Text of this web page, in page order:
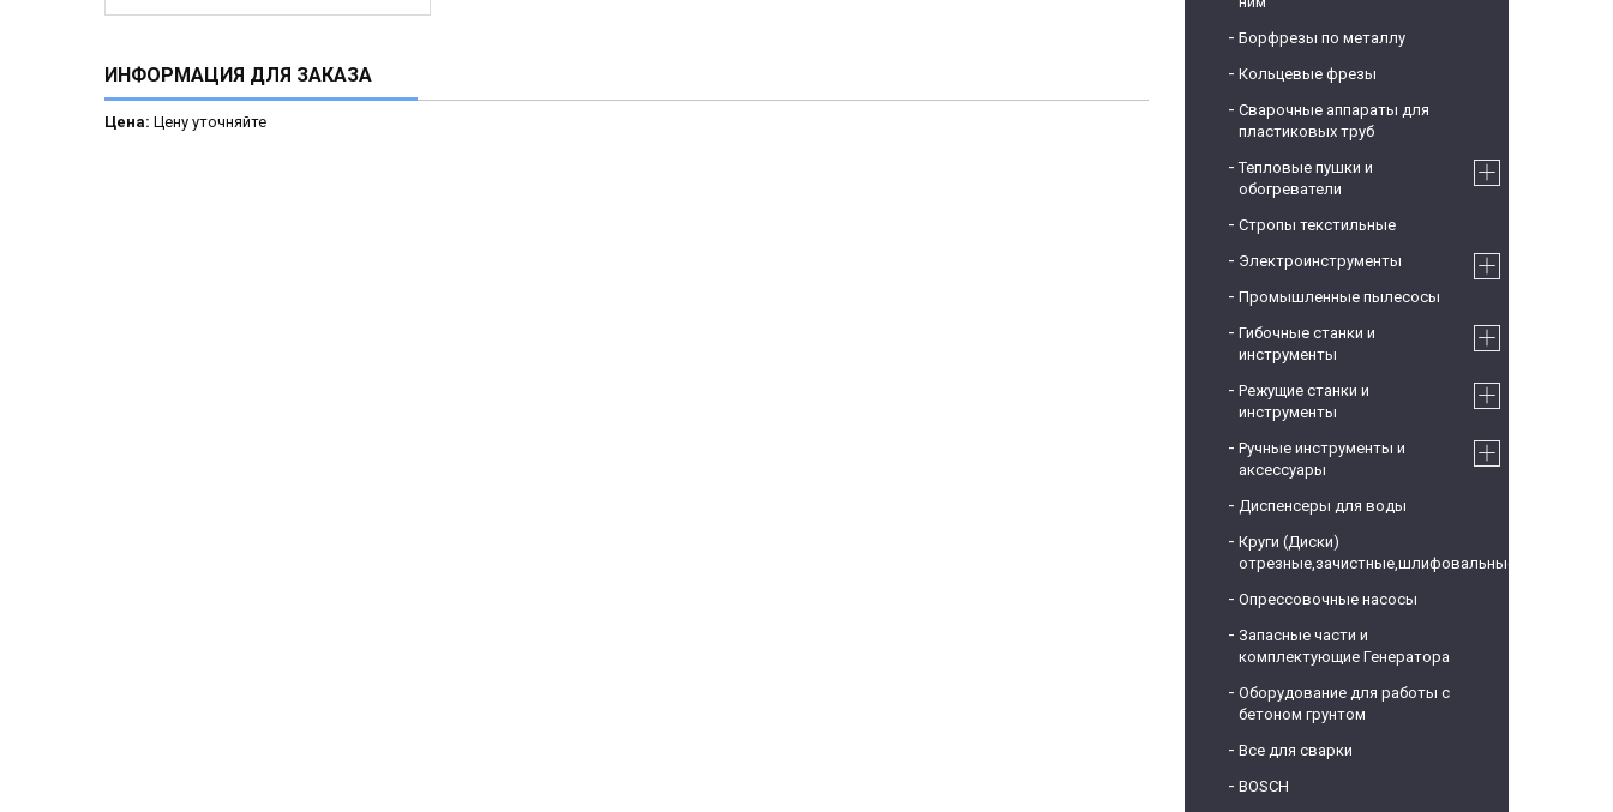
ИНФОРМАЦИЯ ДЛЯ ЗАКАЗА
Цена: Цену уточняйте
Борфрезы по металлу
Кольцевые фрезы
Сварочные аппараты для
пластиковых труб
Тепловые пушки и
обогреватели
Стропы текстильные
Электроинструменты
Промышленные пылесосы
Гибочные станки и
инструменты
Режущие станки и
инструменты
Ручные инструменты и
аксессуары
Диспенсеры для воды
Круги (Диски)
отрезные,зачистные,шлифовальные
Опрессовочные насосы
Запасные части и
комплектующие Генератора
Оборудование для работы с
бетоном грунтом
Все для сварки
BOSCH